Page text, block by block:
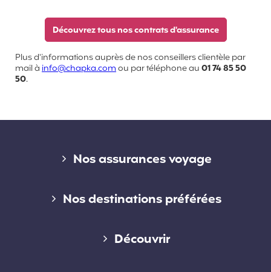
Découvrez tous nos contrats d'assurance
Plus d'informations auprès de nos conseillers clientèle par
mail àinfo@chapka.comou par téléphone au01 74 85 50
50.
Nos assurances voyage
Assurance voyage courte durée
Nos destinations préférées
Assurance voyage en Australie
Découvrir